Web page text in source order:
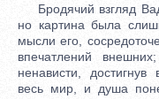
Бродячий взгляд
но картина была
мысли его,
впечатлений
ненависти,
весь мир, и душа